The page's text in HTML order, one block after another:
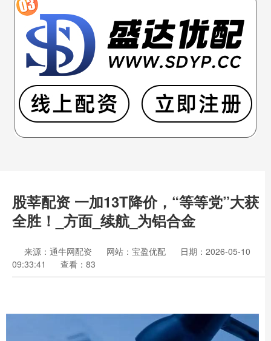
股莘配资 一加13T降价，“等等党”大获
全胜！_方面_续航_为铝合金
来源：通牛网配资 网站：宝盈优配
日期：2026-05-10
09:33:41
查看：83